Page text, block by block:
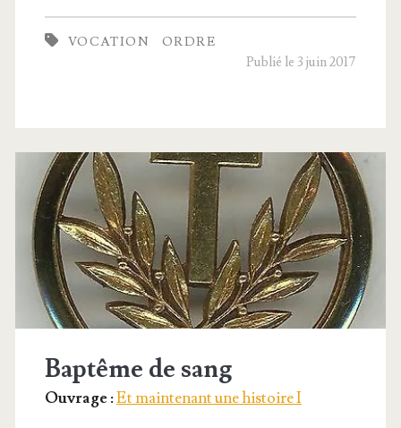
avant
pour
VOCATION
ORDRE
Publié le 3 juin 2017
Baptême de sang
Ouvrage :Et maintenant une histoire I